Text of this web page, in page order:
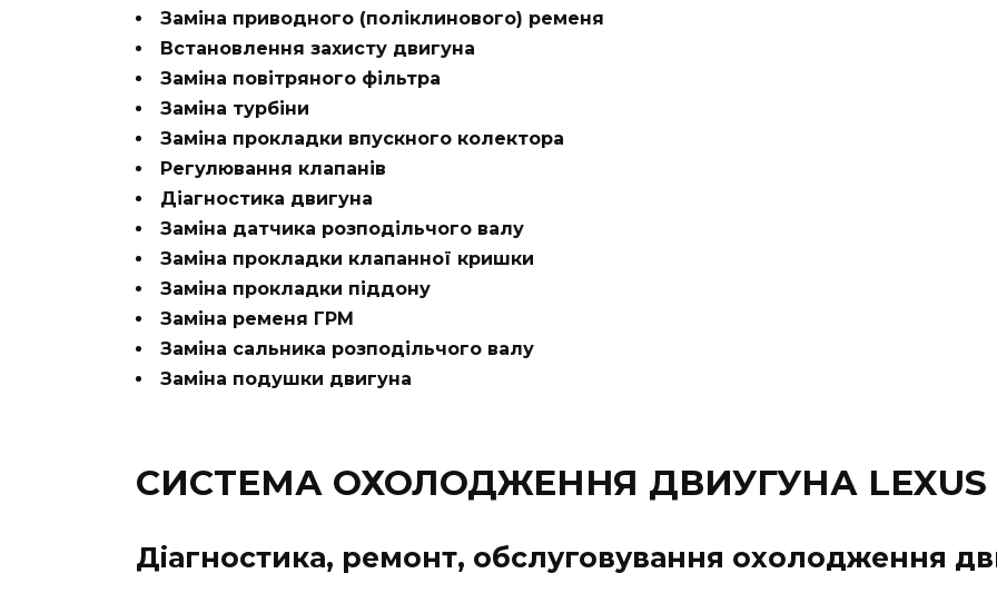
Заміна приводного (поліклинового) ременя
Встановлення захисту двигуна
Заміна повітряного фільтра
Заміна турбіни
Заміна прокладки впускного колектора
Регулювання клапанів
Діагностика двигуна
Заміна датчика розподільчого валу
Заміна прокладки клапанної кришки
Заміна прокладки піддону
Заміна ременя ГРМ
Заміна сальника розподільчого валу
Заміна подушки двигуна
СИСТЕМА ОХОЛОДЖЕННЯ ДВИУГУНА LEXUS
Діагностика, ремонт, обслуговування охолодження